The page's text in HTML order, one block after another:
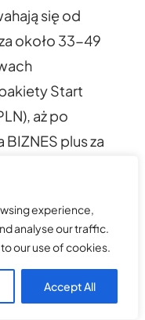
experience,
analyse our traffic.
our use of cookies.
Accept All
się od
około 33-49
Start
aż po
plus za
potrzeb
za usługi,
pewność, że
płynnie